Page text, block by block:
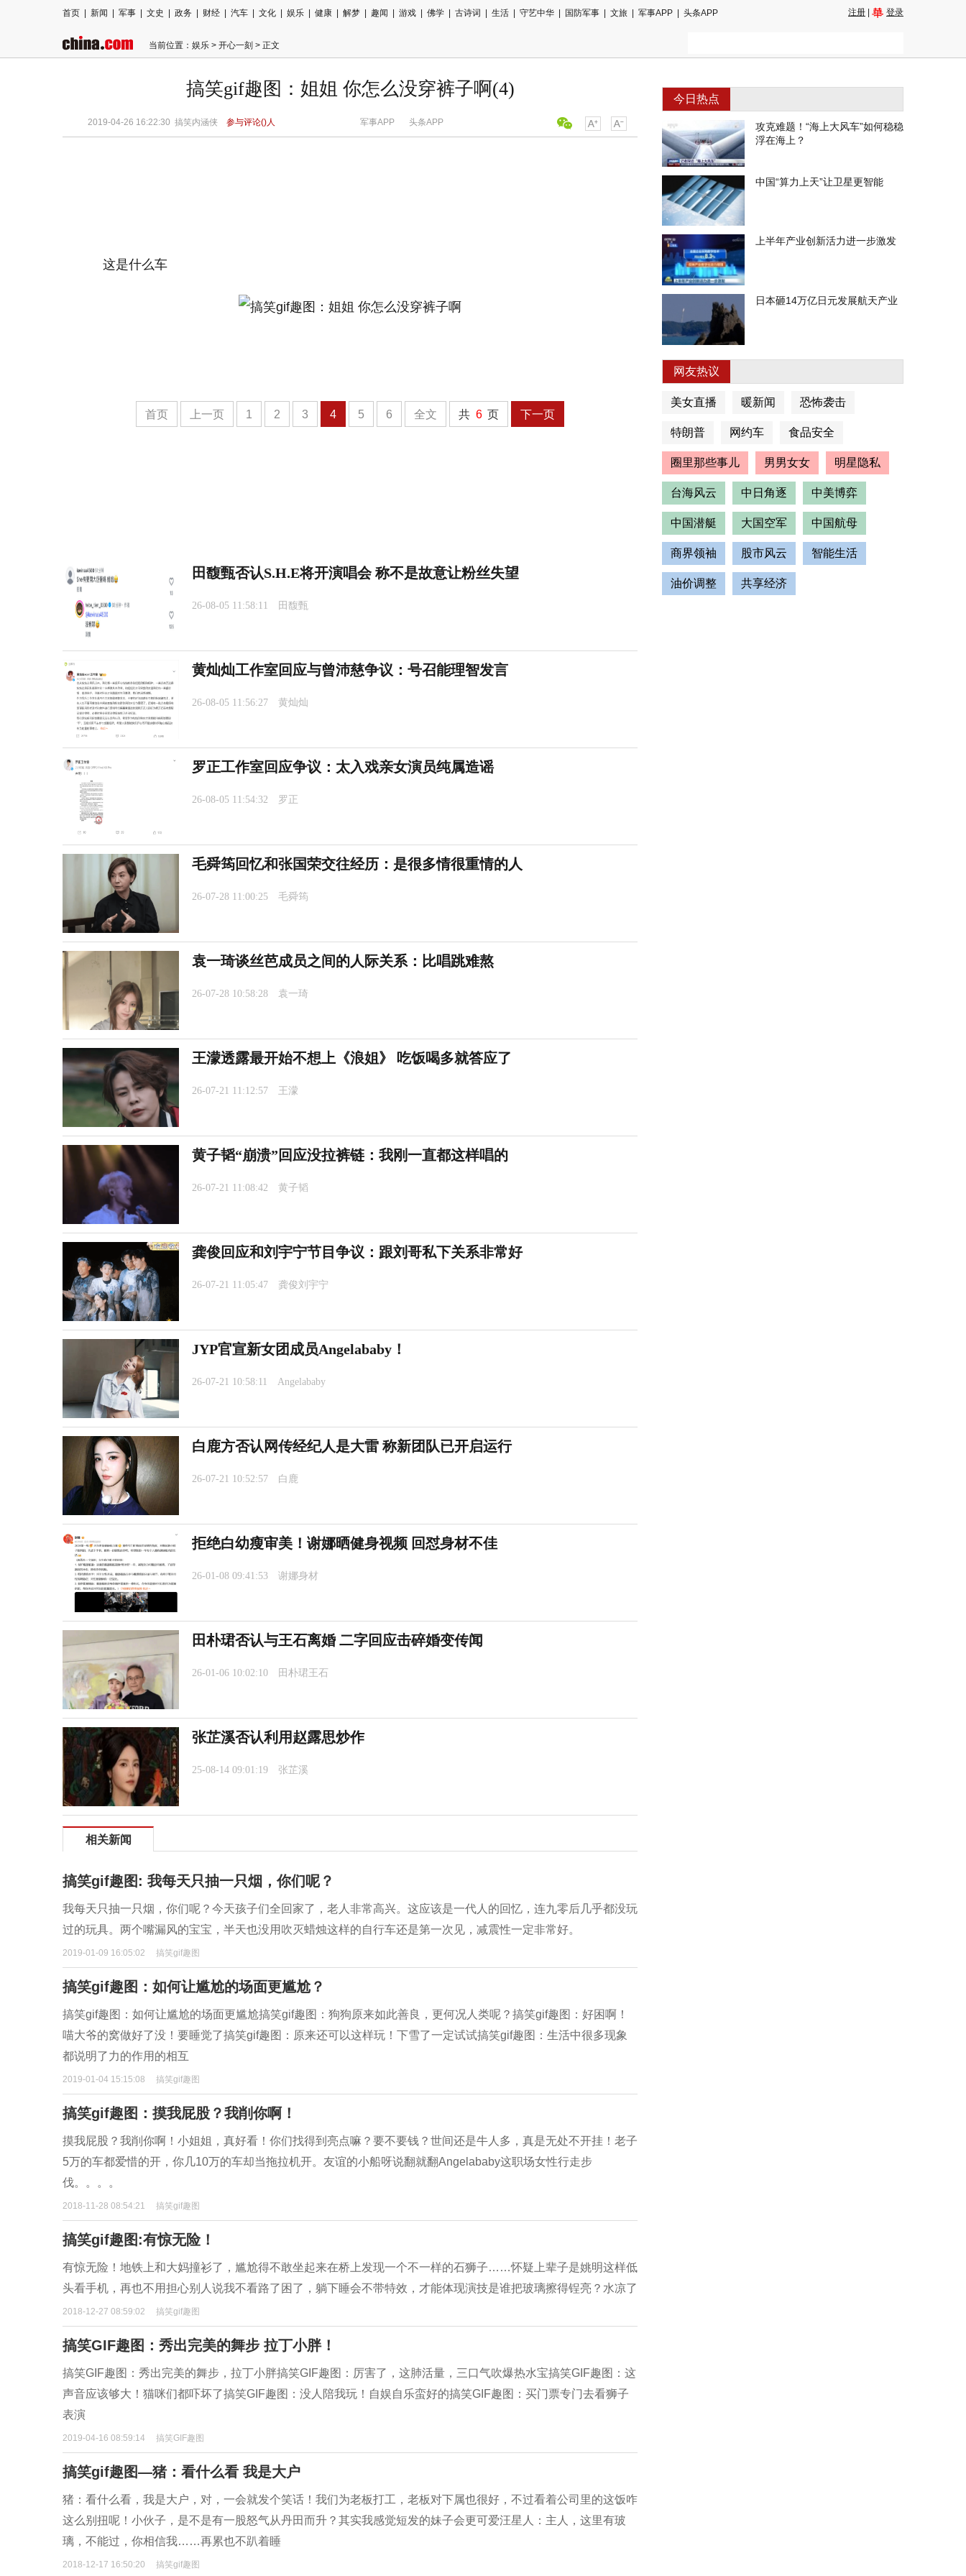
首页 新闻 军事 文史 政务 财经 汽车 文化 娱乐 健康 解梦 趣闻 游戏 佛学 古诗词 生活 守艺中华 国防军事 文旅 军事APP 头条APP 注册 登录
当前位置： 娱乐 > 开心一刻 > 正文
搞笑gif趣图：姐姐 你怎么没穿裤子啊(4)
军事APP 头条APP
2019-04-26 16:22:30 搞笑内涵侠 参与评论()人
这是什么车
首页 上一页 1 2 3 4 5 6 全文 共 6 页 下一页
田馥甄否认S.H.E将开演唱会 称不是故意让粉丝失望
26-08-05 11:58:11 田馥甄
黄灿灿工作室回应与曾沛慈争议：号召能理智发言
26-08-05 11:56:27 黄灿灿
罗正工作室回应争议：太入戏亲女演员纯属造谣
26-08-05 11:54:32 罗正
毛舜筠回忆和张国荣交往经历：是很多情很重情的人
26-07-28 11:00:25 毛舜筠
袁一琦谈丝芭成员之间的人际关系：比唱跳难熬
26-07-28 10:58:28 袁一琦
王濛透露最开始不想上《浪姐》 吃饭喝多就答应了
26-07-21 11:12:57 王濛
黄子韬“崩溃”回应没拉裤链：我刚一直都这样唱的
26-07-21 11:08:42 黄子韬
龚俊回应和刘宇宁节目争议：跟刘哥私下关系非常好
26-07-21 11:05:47 龚俊刘宇宁
JYP官宣新女团成员Angelababy！
26-07-21 10:58:11 Angelababy
白鹿方否认网传经纪人是大雷 称新团队已开启运行
26-07-21 10:52:57 白鹿
拒绝白幼瘦审美！谢娜晒健身视频 回怼身材不佳
26-01-08 09:41:53 谢娜身材
田朴珺否认与王石离婚 二字回应击碎婚变传闻
26-01-06 10:02:10 田朴珺王石
张芷溪否认利用赵露思炒作
25-08-14 09:01:19 张芷溪
相关新闻
搞笑gif趣图: 我每天只抽一只烟，你们呢？
我每天只抽一只烟，你们呢？今天孩子们全回家了，老人非常高兴。这应该是一代人的回忆，连九零后几乎都没玩
过的玩具。两个嘴漏风的宝宝，半天也没用吹灭蜡烛这样的自行车还是第一次见，减震性一定非常好。
2019-01-09 16:05:02 搞笑gif趣图
搞笑gif趣图：如何让尴尬的场面更尴尬？
搞笑gif趣图：如何让尴尬的场面更尴尬搞笑gif趣图：狗狗原来如此善良，更何况人类呢？搞笑gif趣图：好困啊！
喵大爷的窝做好了没！要睡觉了搞笑gif趣图：原来还可以这样玩！下雪了一定试试搞笑gif趣图：生活中很多现象
都说明了力的作用的相互
2019-01-04 15:15:08 搞笑gif趣图
搞笑gif趣图：摸我屁股？我削你啊！
摸我屁股？我削你啊！小姐姐，真好看！你们找得到亮点嘛？要不要钱？世间还是牛人多，真是无处不开挂！老子
5万的车都爱惜的开，你几10万的车却当拖拉机开。友谊的小船呀说翻就翻Angelababy这职场女性行走步
伐。。。。
2018-11-28 08:54:21 搞笑gif趣图
搞笑gif趣图:有惊无险！
有惊无险！地铁上和大妈撞衫了，尴尬得不敢坐起来在桥上发现一个不一样的石狮子……怀疑上辈子是姚明这样低
头看手机，再也不用担心别人说我不看路了困了，躺下睡会不带特效，才能体现演技是谁把玻璃擦得锃亮？水凉了
2018-12-27 08:59:02 搞笑gif趣图
搞笑GIF趣图：秀出完美的舞步 拉丁小胖！
搞笑GIF趣图：秀出完美的舞步，拉丁小胖搞笑GIF趣图：厉害了，这肺活量，三口气吹爆热水宝搞笑GIF趣图：这
声音应该够大！猫咪们都吓坏了搞笑GIF趣图：没人陪我玩！自娱自乐蛮好的搞笑GIF趣图：买门票专门去看狮子
表演
2019-04-16 08:59:14 搞笑GIF趣图
搞笑gif趣图—猪：看什么看 我是大户
猪：看什么看，我是大户，对，一会就发个笑话！我们为老板打工，老板对下属也很好，不过看着公司里的这饭咋
这么别扭呢！小伙子，是不是有一股怒气从丹田而升？其实我感觉短发的妹子会更可爱汪星人：主人，这里有玻
璃，不能过，你相信我……再累也不趴着睡
2018-12-17 16:50:20 搞笑gif趣图
今日热点
攻克难题！“海上大风车”如何稳稳
浮在海上？
中国“算力上天”让卫星更智能
上半年产业创新活力进一步激发
日本砸14万亿日元发展航天产业
网友热议
美女直播 暖新闻 恐怖袭击
特朗普 网约车 食品安全
圈里那些事儿 男男女女 明星隐私
台海风云 中日角逐 中美博弈
中国潜艇 大国空军 中国航母
商界领袖 股市风云 智能生活
油价调整 共享经济